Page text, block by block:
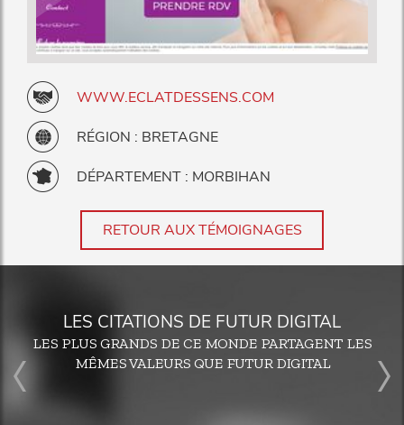
WWW.ECLATDESSENS.COM
RÉGION : BRETAGNE
DÉPARTEMENT : MORBIHAN
RETOUR AUX TÉMOIGNAGES
LES CITATIONS DE FUTUR DIGITAL
LES PLUS GRANDS DE CE MONDE PARTAGENT LES
MÊMES VALEURS QUE FUTUR DIGITAL